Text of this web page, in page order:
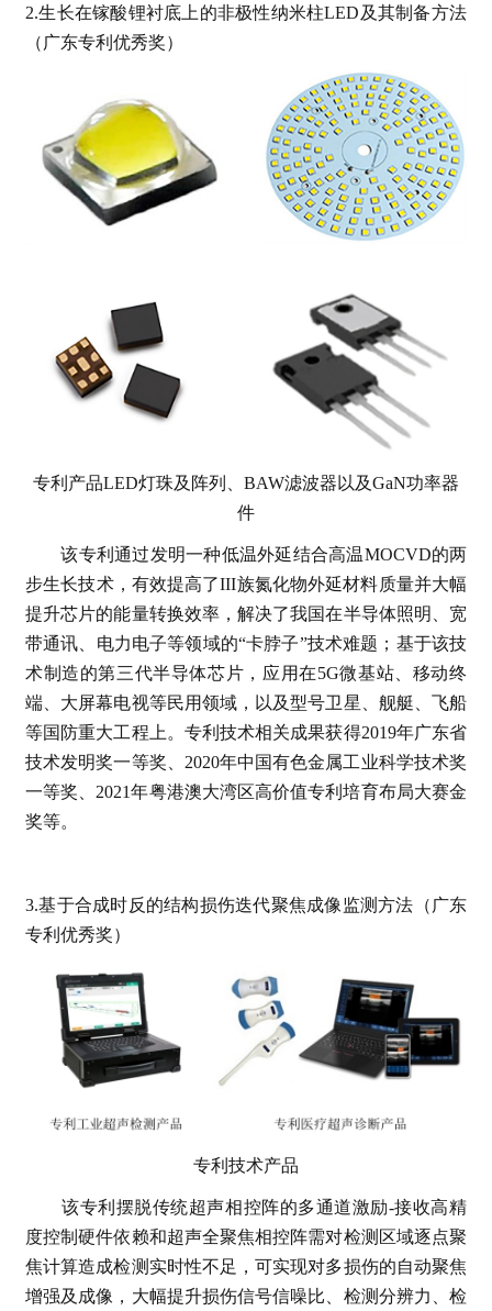
2.生长在镓酸锂衬底上的非极性纳米柱LED及其制备方法
（广东专利优秀奖）
专利产品LED灯珠及阵列、BAW滤波器以及GaN功率器
件
该专利通过发明一种低温外延结合高温MOCVD的两
步生长技术，有效提高了III族氮化物外延材料质量并大幅
提升芯片的能量转换效率，解决了我国在半导体照明、宽
带通讯、电力电子等领域的“卡脖子”技术难题；基于该技
术制造的第三代半导体芯片，应用在5G微基站、移动终
端、大屏幕电视等民用领域，以及型号卫星、舰艇、飞船
等国防重大工程上。专利技术相关成果获得2019年广东省
技术发明奖一等奖、2020年中国有色金属工业科学技术奖
一等奖、2021年粤港澳大湾区高价值专利培育布局大赛金
奖等。
3.基于合成时反的结构损伤迭代聚焦成像监测方法（广东
专利优秀奖）
专利技术产品
该专利摆脱传统超声相控阵的多通道激励-接收高精
度控制硬件依赖和超声全聚焦相控阵需对检测区域逐点聚
焦计算造成检测实时性不足，可实现对多损伤的自动聚焦
增强及成像，大幅提升损伤信号信噪比、检测分辨力、检